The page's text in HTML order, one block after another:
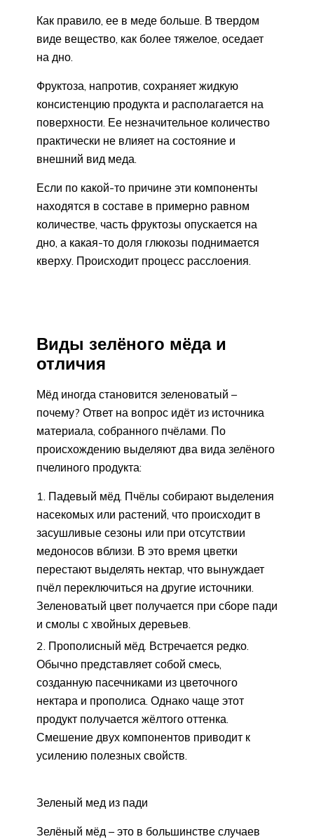
Как правило, ее в меде больше. В твердом
виде вещество, как более тяжелое, оседает
на дно.
Фруктоза, напротив, сохраняет жидкую
консистенцию продукта и располагается на
поверхности. Ее незначительное количество
практически не влияет на состояние и
внешний вид меда.
Если по какой-то причине эти компоненты
находятся в составе в примерно равном
количестве, часть фруктозы опускается на
дно, а какая-то доля глюкозы поднимается
кверху. Происходит процесс расслоения.
Виды зелёного мёда и
отличия
Мёд иногда становится зеленоватый –
почему? Ответ на вопрос идёт из источника
материала, собранного пчёлами. По
происхождению выделяют два вида зелёного
пчелиного продукта:
Падевый мёд. Пчёлы собирают выделения
насекомых или растений, что происходит в
засушливые сезоны или при отсутствии
медоносов вблизи. В это время цветки
перестают выделять нектар, что вынуждает
пчёл переключиться на другие источники.
Зеленоватый цвет получается при сборе пади
и смолы с хвойных деревьев.
Прополисный мёд. Встречается редко.
Обычно представляет собой смесь,
созданную пасечниками из цветочного
нектара и прополиса. Однако чаще этот
продукт получается жёлтого оттенка.
Смешение двух компонентов приводит к
усилению полезных свойств.
Зеленый мед из пади
Зелёный мёд – это в большинстве случаев